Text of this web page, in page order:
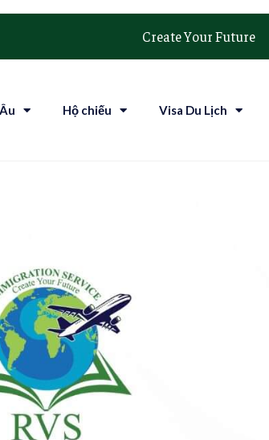
Create Your Future
Hộ chiếu Visa Du Lịch